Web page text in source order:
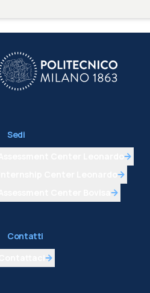
Sedi
Contatti